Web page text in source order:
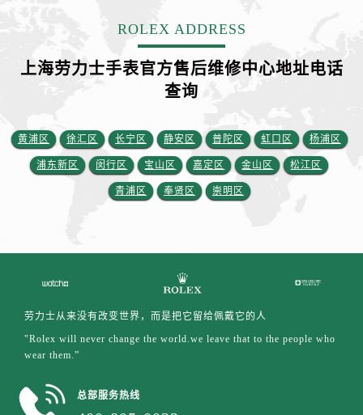
ROLEX ADDRESS
上海劳力士手表官方售后维修中心地址电话
查询
黄浦区 徐汇区 长宁区 静安区 普陀区 虹口区 杨浦区
浦东新区 闵行区 宝山区 嘉定区 金山区 松江区
青浦区 奉贤区 崇明区
劳力士从来没有改变世界，而是把它留给佩戴它的人
"Rolex will never change the world.we leave that to the people who
wear them.”
总部服务热线